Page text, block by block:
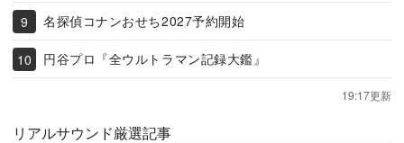
名探偵コナンおせち2027予約開始
円谷プロ『全ウルトラマン記録大鑑』
19:17更新
リアルサウンド厳選記事